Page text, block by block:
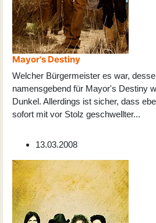
Mayor's Destiny
Welcher Bürgermeister es war,
namensgebend für Mayor's Destiny
Dunkel. Allerdings ist sicher, dass
sofort mit vor Stolz geschwellter...
13.03.2008